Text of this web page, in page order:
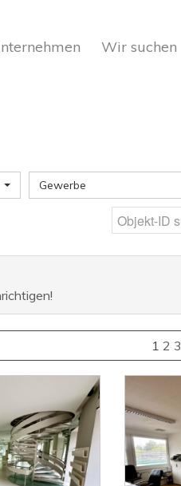
Wir suchen
Gewerbe
1 2 3